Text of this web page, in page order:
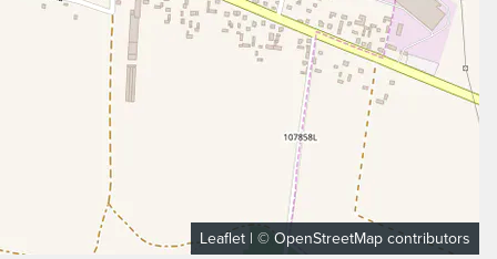
Leaflet | © OpenStreetMap contributors